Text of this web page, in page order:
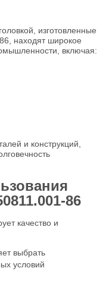
изготовленные
находят широкое
включая:
и конструкций,
86
качество и
выбрать
условий